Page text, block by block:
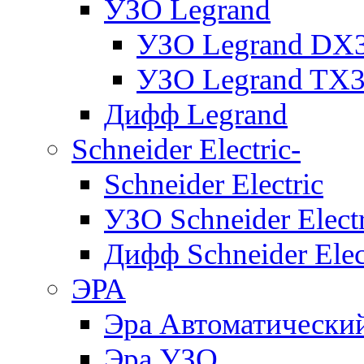
УЗО Legrand
УЗО Legrand
УЗО Legrand
Дифф Legrand
Schneider Electric-
Schneider Electric
УЗО Schneider
Дифф Schneider
ЭРА
Эра